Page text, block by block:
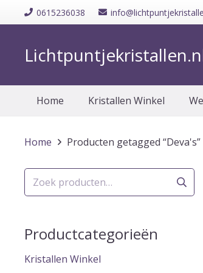
0615236038
Home Kristallen Winkel
Home Producten getagged “Deva's”
Zoeken
naar:
Productcategorieën
Kristallen Winkel